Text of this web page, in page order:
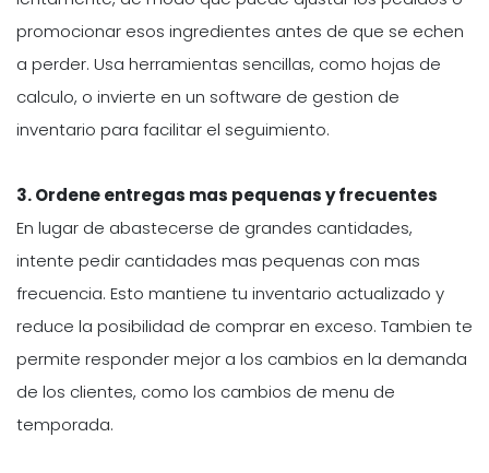
promocionar esos ingredientes antes de que se echen
a perder. Usa herramientas sencillas, como hojas de
calculo, o invierte en un software de gestion de
inventario para facilitar el seguimiento.
3. Ordene entregas mas pequenas y frecuentes
En lugar de abastecerse de grandes cantidades,
intente pedir cantidades mas pequenas con mas
frecuencia. Esto mantiene tu inventario actualizado y
reduce la posibilidad de comprar en exceso. Tambien te
permite responder mejor a los cambios en la demanda
de los clientes, como los cambios de menu de
temporada.